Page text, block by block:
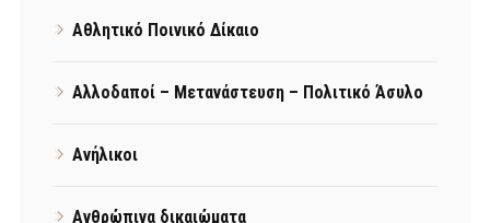
Αθλητικό Ποινικό Δίκαιο
Αλλοδαποί – Μετανάστευση – Πολιτικό Άσυλο
Ανήλικοι
Ανθρώπινα δικαιώματα